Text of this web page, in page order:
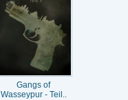
Gangs of
Wasseypur - Teil..